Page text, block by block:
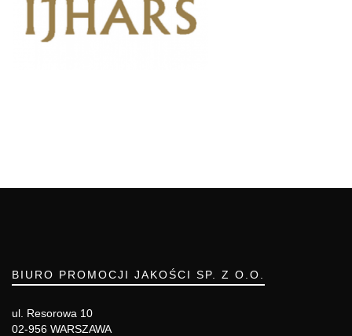
BIURO PROMOCJI JAKOŚCI SP. Z O.O.
ul. Resorowa 10
02-956 WARSZAWA